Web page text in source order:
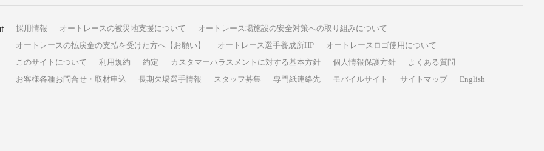
採用情報 オートレースの被災地支援について
オートレース場施設の安全対策への取り組みについて
オートレースの払戻金の支払を受けた方へ【お願い】
オートレース選手養成所HP
オートレースロゴ使用について
このサイトについて
利用規約 約定 カスタマーハラスメントに対する基本方針 個人情報保護方針
よくある質問
お客様各種お問合せ・取材申込
長期欠場選手情報 スタッフ募集 専門紙連絡先 モバイルサイト サイトマップ English